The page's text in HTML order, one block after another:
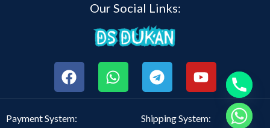
Our Social Links:
Payment System: Shipping System: chaty